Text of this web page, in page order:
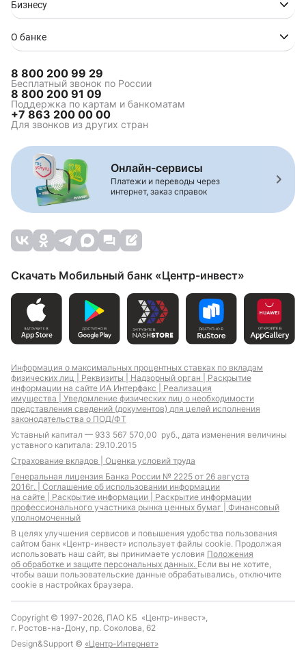
Бизнесу
О банке
8 800 200 99 29
Бесплатный звонок по России
8 800 200 91 09
Поддержка по картам и банкоматам
+7 863 200 00 00
Для звонков из других стран
Онлайн-сервисы
Платежи и переводы через
интернет, заказ справок
Скачать Мобильный банк «Центр-инвест»
Информация о максимальных процентных ставках по вкладам
физических лиц | Реквизиты | Надзорный орган | Раскрытие
информации на сайте ИА Интерфакс | Реализация
имущества | Уведомление физических лиц о необходимости
представления сведений (документов) для целей исполнения
законодательства о ПОД/ФТ
Уставный капитал — 933 567 570,00 руб., дата изменения величины
уставного капитала: 29.10.2015
Страхование вкладов | Оценка условий труда
Генеральная лицензия Банка России № 2225 от 26 августа
2016г. | Соглашение об использовании информации
на сайте | Раскрытие информации | Раскрытие информации
профессионального участника рынка ценных бумаг | Финансовый
уполномоченный
В целях улучшения сервисов и повышения удобства пользования
сайтом банк «Центр-инвест» использует файлы cookie. Продолжая
использовать наш сайт, вы принимаете условия Положения
об обработке и защите персональных данных. Если вы не хотите,
чтобы ваши пользовательские данные обрабатывались, отключите
cookie в настройках браузера.
Copyright © 1997-2026, ПАО КБ «Центр-инвест»,
г. Ростов-на-Дону, пр. Соколова, 62
Design&Support © «Центр-Интернет»